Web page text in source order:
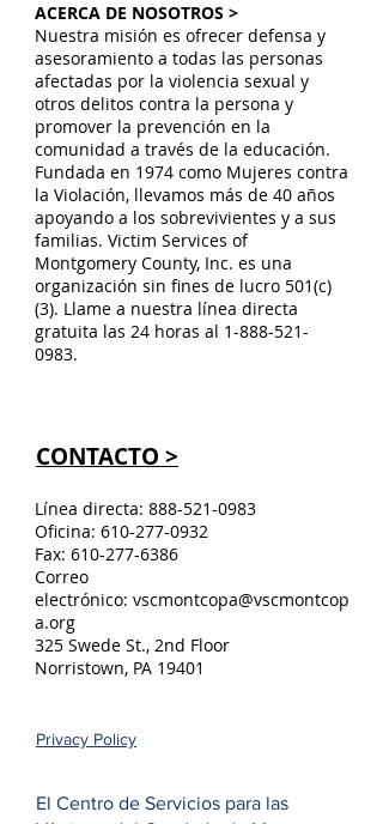
ACERCA DE NOSOTROS >
Nuestra misión es ofrecer defensa y
asesoramiento a todas las personas
afectadas por la violencia sexual y
otros delitos contra la persona y
promover la prevención en la
comunidad a través de la educación.
Fundada en 1974 como Mujeres contra
la Violación, llevamos más de 40 años
apoyando a los sobrevivientes y a sus
familias. Victim Services of
Montgomery County, Inc. es una
organización sin fines de lucro 501(c)
(3). Llame a nuestra línea directa
gratuita las 24 horas al 1-888-521-
0983.
CONTACTO >
Línea directa: 888-521-0983
Oficina: 610-277-0932
Fax: 610-277-6386
Correo
electrónico: vscmontcopa@vscmontcop
a.org
325 Swede St., 2nd Floor
Norristown, PA 19401
Privacy Policy
El Centro de Servicios para las